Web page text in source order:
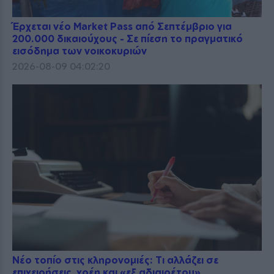
Έρχεται νέο Market Pass από Σεπτέμβριο για
200.000 δικαιούχους - Σε πίεση το πραγματικό
εισόδημα των νοικοκυριών
2026-08-09 04:02:20
Νέο τοπίο στις κληρονομιές: Τι αλλάζει σε